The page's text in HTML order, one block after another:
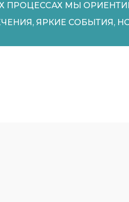
ПРОЦЕССАХ МЫ
ЯРКИЕ СОБЫТИЯ,